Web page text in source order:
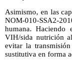
Asimismo, en las
NOM-010-SSA2-
humana. Haciendo
VIH/sida nutrición
evitar la
sustitutiva en forma